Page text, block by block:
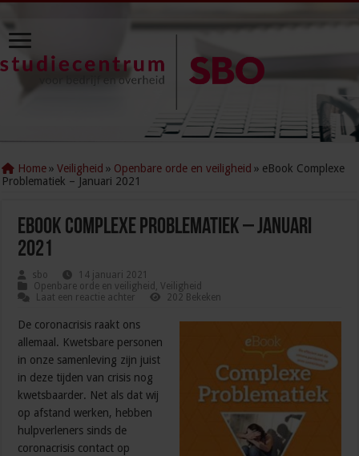
Home » Veiligheid » Openbare orde en veiligheid » eBook Complexe
Problematiek – Januari 2021
eBook Complexe Problematiek – Januari
2021
sbo
14 januari 2021
Openbare orde en veiligheid ,Veiligheid
Laat een reactie achter
202 Bekeken
De coronacrisis raakt ons
allemaal. Kwetsbare personen
in onze samenleving zijn juist
in deze tijden van crisis nog
kwetsbaarder. Net als dat wij
op afstand werken, hebben
hulpverleners sinds de
coronacrisis contact op